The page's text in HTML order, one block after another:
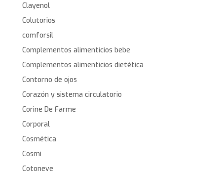
Clayenol
Colutorios
comforsil
Complementos alimenticios bebe
Complementos alimenticios dietética
Contorno de ojos
Corazón y sistema circulatorio
Corine De Farme
Corporal
Cosmética
Cosmi
Cotoneve